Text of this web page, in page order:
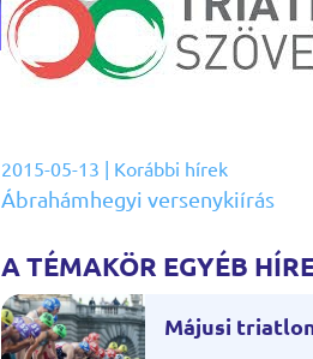
2015-05-13 | Korábbi hírek
Ábrahámhegyi versenykiírás
A TÉMAKÖR EGYÉB
Májusi